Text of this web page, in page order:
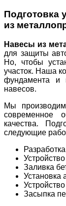
Подготовка
из
Навесы из
для защиты
Но, чтобы
участок. Наша
фундамента и
навесов.
Мы
современное
качества.
следующие
Заливка
Установка
Засыпка